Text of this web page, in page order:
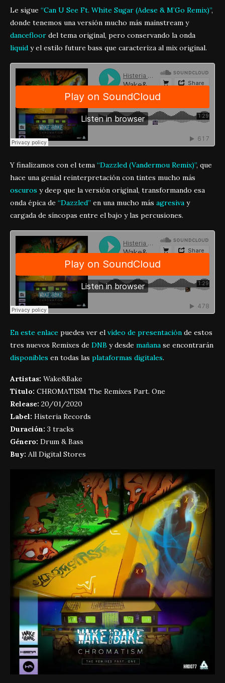
Le sigue “Can U See Ft. White Sugar (Adese & M’Go Remix)”,
donde tenemos una versión mucho más mainstream y
dancefloor del tema original, pero conservando la onda
liquid y el estilo future bass que caracteriza al mix original.
Y finalizamos con el tema “Dazzled (Vandermou Remix)”, que
hace una genial reinterpretación con tintes mucho más
oscuros y deep que la versión original, transformando esa
onda épica de “Dazzled” en una mucho más agresiva y
cargada de síncopas entre el bajo y las percusiones.
En este enlace puedes ver el vídeo de presentación de estos
tres nuevos Remixes de DNB y desde mañana se encontrarán
disponibles en todas las plataformas digitales.
Artistas: Wake&Bake
Título: CHROMATISM The Remixes Part. One
Release: 20/01/2020
Label: Histeria Records
Duración: 3 tracks
Género: Drum & Bass
Buy: All Digital Stores